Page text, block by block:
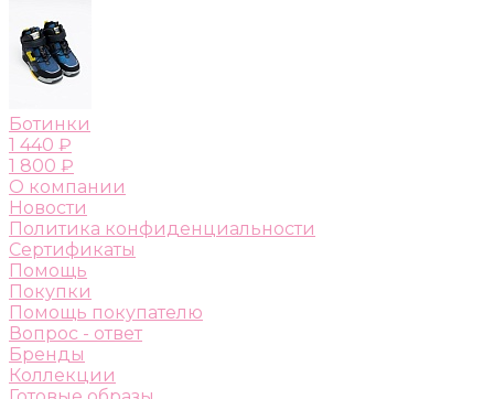
Ботинки
1 440 ₽
1 800 ₽
О компании
Новости
Политика конфиденциальности
Сертификаты
Помощь
Покупки
Помощь покупателю
Вопрос - ответ
Бренды
Коллекции